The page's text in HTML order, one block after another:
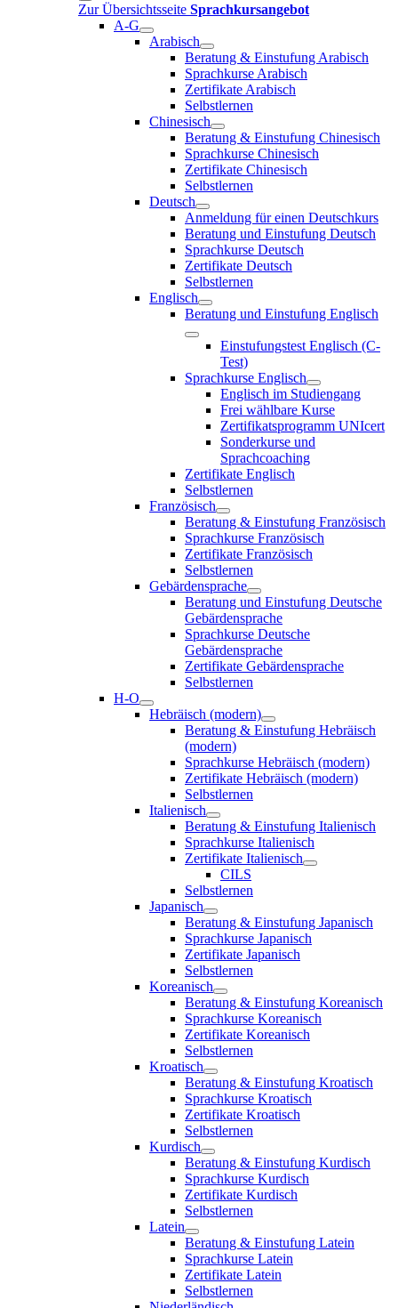
Zur Übersichtsseite Sprachkursangebot
A-G
Arabisch
Beratung & Einstufung Arabisch
Sprachkurse Arabisch
Zertifikate Arabisch
Selbstlernen
Chinesisch
Beratung & Einstufung Chinesisch
Sprachkurse Chinesisch
Zertifikate Chinesisch
Selbstlernen
Deutsch
Anmeldung für einen Deutschkurs
Beratung und Einstufung Deutsch
Sprachkurse Deutsch
Zertifikate Deutsch
Selbstlernen
Englisch
Beratung und Einstufung Englisch
Einstufungstest Englisch (C-
Test)
Sprachkurse Englisch
Englisch im Studiengang
Frei wählbare Kurse
Zertifikatsprogramm UNIcert
Sonderkurse und
Sprachcoaching
Zertifikate Englisch
Selbstlernen
Französisch
Beratung & Einstufung Französisch
Sprachkurse Französisch
Zertifikate Französisch
Selbstlernen
Gebärdensprache
Beratung und Einstufung Deutsche
Gebärdensprache
Sprachkurse Deutsche
Gebärdensprache
Zertifikate Gebärdensprache
Selbstlernen
H-O
Hebräisch (modern)
Beratung & Einstufung Hebräisch
(modern)
Sprachkurse Hebräisch (modern)
Zertifikate Hebräisch (modern)
Selbstlernen
Italienisch
Beratung & Einstufung Italienisch
Sprachkurse Italienisch
Zertifikate Italienisch
CILS
Selbstlernen
Japanisch
Beratung & Einstufung Japanisch
Sprachkurse Japanisch
Zertifikate Japanisch
Selbstlernen
Koreanisch
Beratung & Einstufung Koreanisch
Sprachkurse Koreanisch
Zertifikate Koreanisch
Selbstlernen
Kroatisch
Beratung & Einstufung Kroatisch
Sprachkurse Kroatisch
Zertifikate Kroatisch
Selbstlernen
Kurdisch
Beratung & Einstufung Kurdisch
Sprachkurse Kurdisch
Zertifikate Kurdisch
Selbstlernen
Latein
Beratung & Einstufung Latein
Sprachkurse Latein
Zertifikate Latein
Selbstlernen